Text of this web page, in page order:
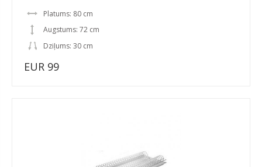
Platums: 80 cm
Augstums: 72 cm
Dziļums: 30 cm
EUR 99